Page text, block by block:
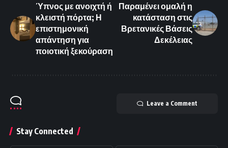
Ύπνος με ανοιχτή ή
κλειστή πόρτα; Η
επιστημονική
απάντηση για
ποιοτική ξεκούραση
Παραμένει ομαλή η
κατάσταση στις
Βρετανικές Βάσεις
Δεκέλειας
Leave a Comment
Stay Connected